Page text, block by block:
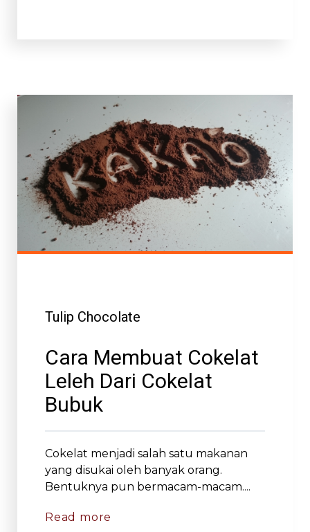
Tulip Chocolate
Cara Membuat Cokelat
Leleh Dari Cokelat
Bubuk
Cokelat menjadi salah satu makanan
yang disukai oleh banyak orang.
Bentuknya pun bermacam-macam....
Read more